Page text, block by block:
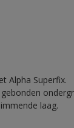
Alpha Superfix.
laag.